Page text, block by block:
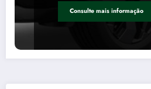
Consulte mais informação